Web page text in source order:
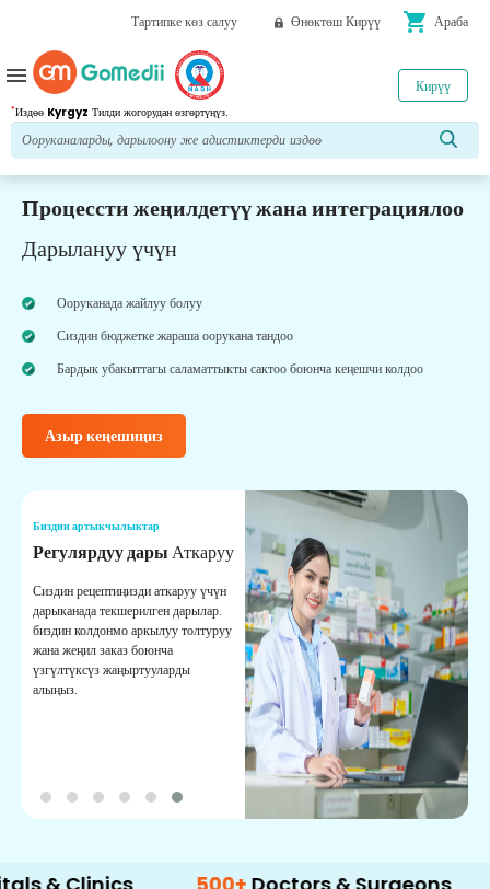
Тартипке көз салуу Өнөктөш Кирүү shopping_cart Араба
*Издөө Kyrgyz Тилди жогорудан өзгөртүңүз.
Кирүү
menu
Процессти жеңилдетүү жана интеграциялоо
Дарылануу үчүн
Ооруканада жайлуу болуу
Сиздин бюджетке жараша оорукана тандоо
Бардык убакыттагы саламаттыкты сактоо боюнча кеңешчи колдоо
Азыр кеңешиңиз
Биздин артыкчылыктар
Регулярдуу дарыАткаруу
Сиздин рецептиңизди аткаруу үчүн
дарыканада текшерилген дарылар.
биздин колдонмо аркылуу толтуруу
жана жеңил заказ боюнча
үзгүлтүксүз жаңыртууларды
алыңыз.